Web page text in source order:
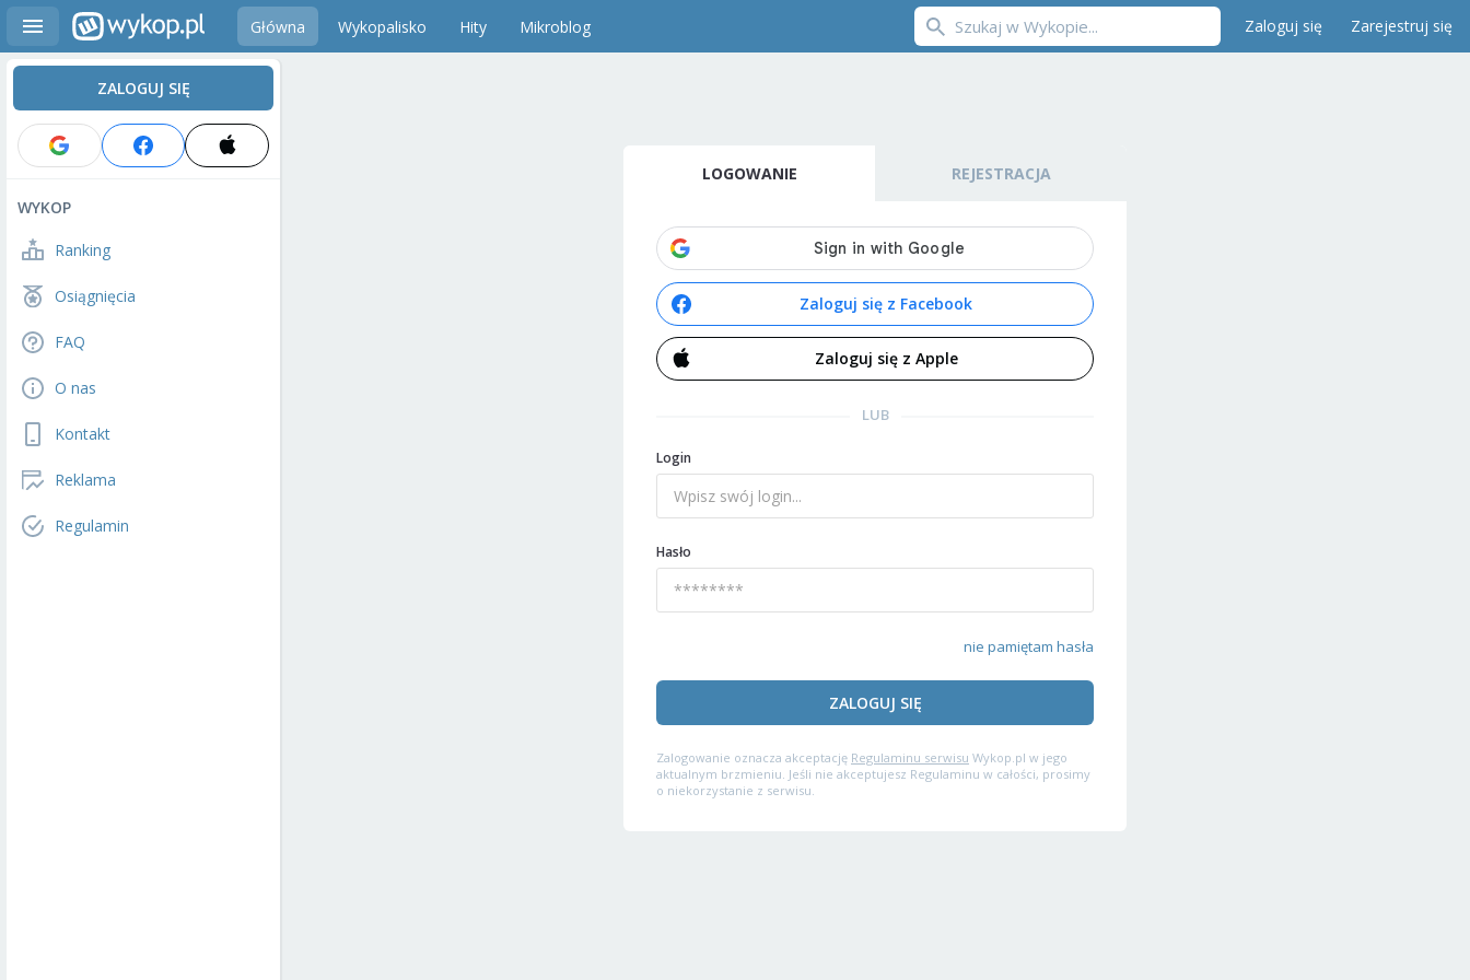
Główna Wykopalisko Hity Mikroblog Zaloguj się Zarejestruj się
ZALOGUJ SIĘ
WYKOP
Ranking
Osiągnięcia
FAQ
O nas
Kontakt
Reklama
Regulamin
LOGOWANIE REJESTRACJA
Zaloguj się z Facebook
Zaloguj się z Apple
LUB
Login
Hasło
nie pamiętam hasła
ZALOGUJ SIĘ
Zalogowanie oznacza akceptację Regulaminu serwisu Wykop.pl w jego
aktualnym brzmieniu. Jeśli nie akceptujesz Regulaminu w całości, prosimy
o niekorzystanie z serwisu.